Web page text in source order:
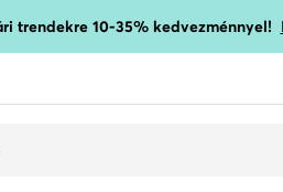
trendekre 10-35% kedvezménnyel!